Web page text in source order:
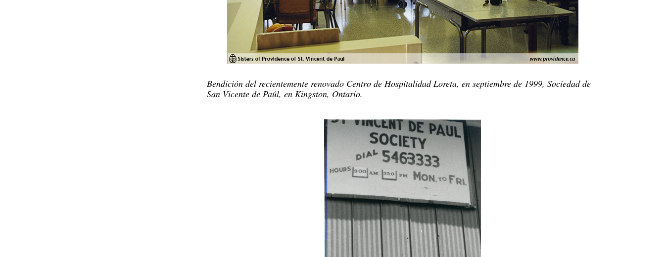
Bendición del recientemente renovado Centro de Hospitalidad Loreta, en septiembre de 1999, Sociedad de
San Vicente de Paúl, en Kingston, Ontario.